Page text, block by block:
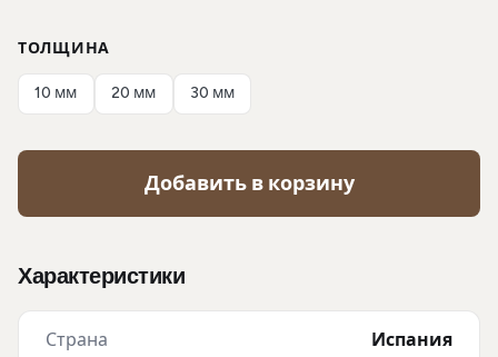
ТОЛЩИНА
10 мм 20 мм 30 мм
Добавить в корзину
Характеристики
Страна Испания